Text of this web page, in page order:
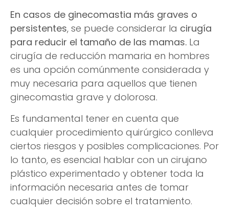
En casos de ginecomastia más graves o
persistentes, se puede considerar la cirugía
para reducir el tamaño de las mamas. La
cirugía de reducción mamaria en hombres
es una opción comúnmente considerada y
muy necesaria para aquellos que tienen
ginecomastia grave y dolorosa.
Es fundamental tener en cuenta que
cualquier procedimiento quirúrgico conlleva
ciertos riesgos y posibles complicaciones. Por
lo tanto, es esencial hablar con un cirujano
plástico experimentado y obtener toda la
información necesaria antes de tomar
cualquier decisión sobre el tratamiento.